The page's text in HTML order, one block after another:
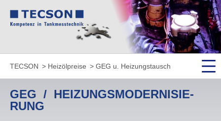
TECSON Heiz­öl­preise GEG u. Heizungstausch
GEG / HEIZUNGS­MO­DER­NI­SIE­
RUNG